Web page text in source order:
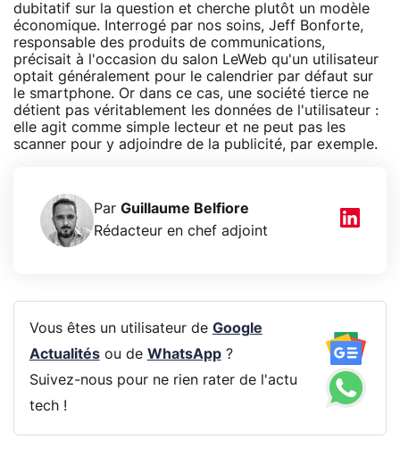
dubitatif sur la question et cherche plutôt un modèle
économique. Interrogé par nos soins, Jeff Bonforte,
responsable des produits de communications,
précisait à l'occasion du salon LeWeb qu'un utilisateur
optait généralement pour le calendrier par défaut sur
le smartphone. Or dans ce cas, une société tierce ne
détient pas véritablement les données de l'utilisateur :
elle agit comme simple lecteur et ne peut pas les
scanner pour y adjoindre de la publicité, par exemple.
Par Guillaume Belfiore
Rédacteur en chef adjoint
Vous êtes un utilisateur de Google
Actualitésou de WhatsApp?
Suivez-nous pour ne rien rater de l'actu
tech !